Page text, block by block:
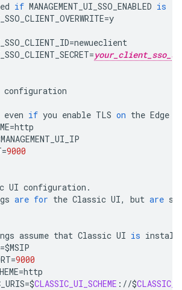
if MANAGEMENT_UI_SSO_ENABLED is
=y
=newueclient
=
configuration
even if you enable TLS on the Edge
=http
MANAGEMENT_UI_IP
=9000
UI configuration .
are for the Classic UI, but are
assume that Classic UI is
=$MSIP
=9000
=http
=$CLASSIC_UI_SCHEME : //$